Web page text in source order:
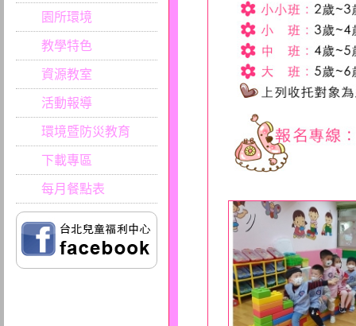
園所環境
教學特色
資源教室
活動報導
環境暨防災教育
下載專區
每月餐點表